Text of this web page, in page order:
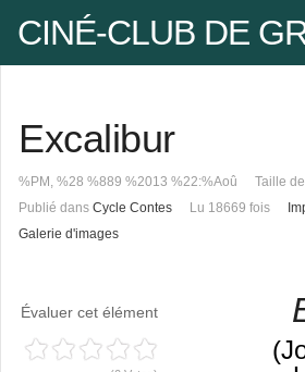
CINÉ-CLUB DE
Excalibur
%PM, %28 %889 %2013 %22:%Aoû
Taille
Publié dans Cycle Contes Lu 18669 fois
Galerie d'images
Évaluer cet élément